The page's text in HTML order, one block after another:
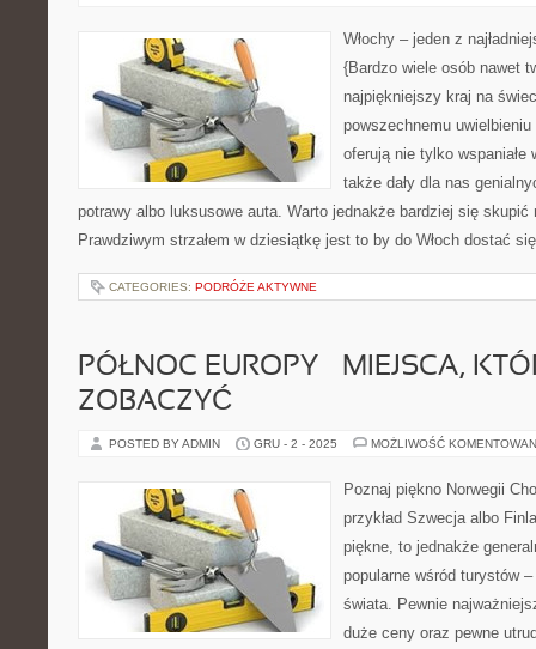
Włochy – jeden z
{Bardzo wiele osób nawet
najpiękniejszy kraj na
powszechnemu uwielbieniu
oferują nie tylko wspaniałe
także dały dla nas
potrawy albo luksusowe auta. Warto jednakże bardziej się skupić
Prawdziwym strzałem w dziesiątkę jest to by do Włoch dostać
CATEGORIES: PODRÓŻE AKTYWNE
PÓŁNOC EUROPY – MIEJSCA,
ZOBACZYĆ
POSTED BY ADMIN GRU - 2 - 2025 MOŻLIWOŚĆ
Poznaj piękno Norwegii
przykład Szwecja albo
piękne, to jednakże
popularne wśród turystów
świata. Pewnie
duże ceny oraz pewne